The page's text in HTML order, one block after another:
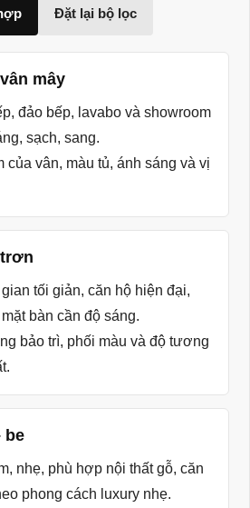
Đặt lại bộ lọc
mây
đảo bếp, lavabo và showroom
sạch, sang.
của vân, màu tủ, ánh sáng và vị
tối giản, căn hộ hiện đại,
bàn cần độ sáng.
bảo trì, phối màu và độ tương
be
nhẹ, phù hợp nội thất gỗ, căn
phong cách luxury nhẹ.